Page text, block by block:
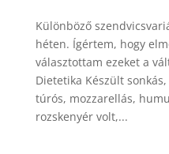
Különböző
héten. Ígértem, hogy
választottam ezeket a
Dietetika Készült
túrós, mozzarellás,
rozskenyér volt,...